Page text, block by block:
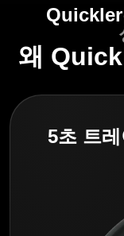
Quickler
왜
5초 트